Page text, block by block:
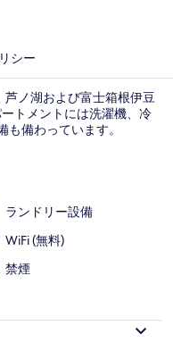
シー
芦ノ湖および富士箱根伊豆
トメントには洗濯機、冷
備わっています。
ランドリー設備
WiFi (無料)
禁煙